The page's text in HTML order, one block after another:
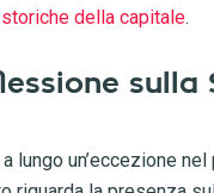
della capitale.
sulla
lungo un’eccezione nel